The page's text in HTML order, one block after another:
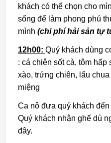
khách có thể chọn cho
sống để làm phong phú
mình (chi phí hải sản tự
12h00: Quý khách dùng
: cá chiên sốt cà, tôm hấp
xào, trứng chiên, lẩu
miệng
Ca nô đưa quý khách
Quý khách nhận ghế dù
đây.